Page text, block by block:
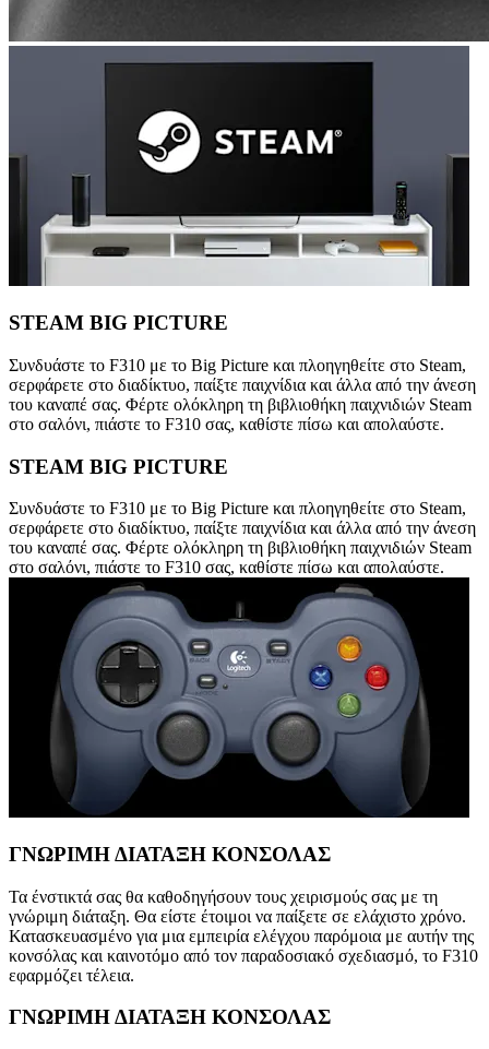
STEAM BIG PICTURE
Συνδυάστε το F310 με το Big Picture και πλοηγηθείτε στο Steam,
σερφάρετε στο διαδίκτυο, παίξτε παιχνίδια και άλλα από την άνεση
του καναπέ σας. Φέρτε ολόκληρη τη βιβλιοθήκη παιχνιδιών Steam
στο σαλόνι, πιάστε το F310 σας, καθίστε πίσω και απολαύστε.
STEAM BIG PICTURE
Συνδυάστε το F310 με το Big Picture και πλοηγηθείτε στο Steam,
σερφάρετε στο διαδίκτυο, παίξτε παιχνίδια και άλλα από την άνεση
του καναπέ σας. Φέρτε ολόκληρη τη βιβλιοθήκη παιχνιδιών Steam
στο σαλόνι, πιάστε το F310 σας, καθίστε πίσω και απολαύστε.
ΓΝΩΡΙΜΗ ΔΙΑΤΑΞΗ ΚΟΝΣΟΛΑΣ
Τα ένστικτά σας θα καθοδηγήσουν τους χειρισμούς σας με τη
γνώριμη διάταξη. Θα είστε έτοιμοι να παίξετε σε ελάχιστο χρόνο.
Κατασκευασμένο για μια εμπειρία ελέγχου παρόμοια με αυτήν της
κονσόλας και καινοτόμο από τον παραδοσιακό σχεδιασμό, το F310
εφαρμόζει τέλεια.
ΓΝΩΡΙΜΗ ΔΙΑΤΑΞΗ ΚΟΝΣΟΛΑΣ